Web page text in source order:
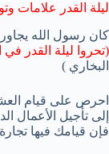
ليلة القدر علامات
كان رسول الله
(تحروا ليلة القدر
البخاري )
احرص على قيام
إلى تأجيل الأعمال
فإن قيامك فيها